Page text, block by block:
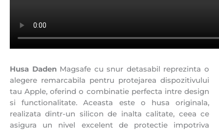
Husa DadenMagsafe cu snur detasabil reprezinta o
alegere remarcabila pentru protejarea dispozitivului
tau Apple, oferind o combinatie perfecta intre design
si functionalitate. Aceasta este o husa originala,
realizata dintr-un silicon de inalta calitate, ceea ce
asigura un nivel excelent de protectie impotriva